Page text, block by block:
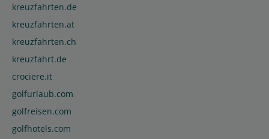
kreuzfahrten.de
kreuzfahrten.at
kreuzfahrten.ch
kreuzfahrt.de
crociere.it
golfurlaub.com
golfreisen.com
golfhotels.com